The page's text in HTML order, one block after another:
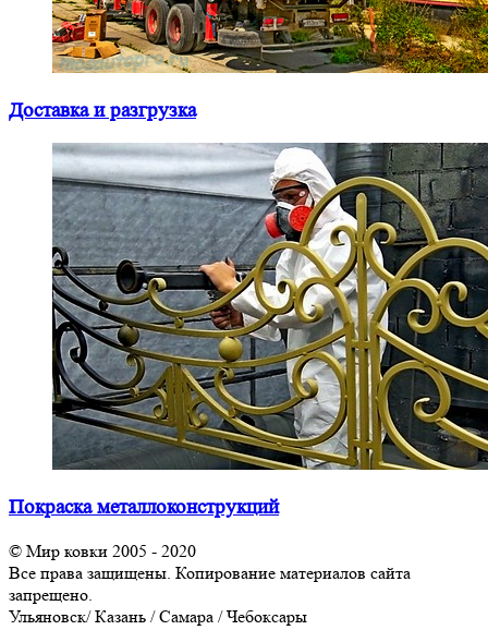
Доставка и разгрузка
Покраска металлоконструкций
© Мир ковки 2005 - 2020
Все права защищены. Копирование материалов сайта
запрещено.
Ульяновск/ Казань / Самара / Чебоксары